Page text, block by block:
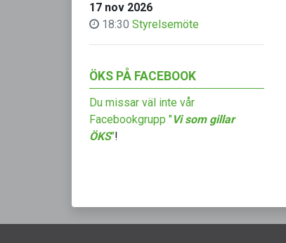
17 nov 2026
18:30 Styrelsemöte
ÖKS PÅ FACEBOOK
Du missar väl inte vår
Facebookgrupp "Vi som gillar
ÖKS"!